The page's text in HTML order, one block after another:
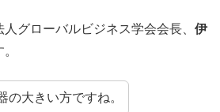
グローバルビジネス学会会長、 伊
の大きい方ですね。